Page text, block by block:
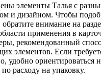
элементы Талья с
и дизайном. Чтобы
внимание на
применения в
рекомендованный
элементов. Если
удобно ориентироваться
расходу на упаковку.